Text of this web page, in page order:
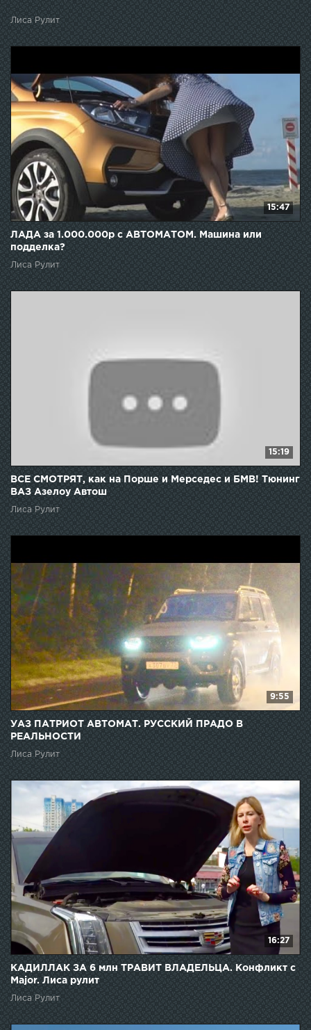
Лиса Рулит
15:47
ЛАДА за 1.000.000р с АВТОМАТОМ. Машина или
подделка?
Лиса Рулит
15:19
ВСЕ СМОТРЯТ, как на Порше и Мерседес и БМВ! Тюнинг
ВАЗ Азелоу Автош
Лиса Рулит
9:55
УАЗ ПАТРИОТ АВТОМАТ. РУССКИЙ ПРАДО В
РЕАЛЬНОСТИ
Лиса Рулит
16:27
КАДИЛЛАК ЗА 6 млн ТРАВИТ ВЛАДЕЛЬЦА. Конфликт с
Major. Лиса рулит
Лиса Рулит